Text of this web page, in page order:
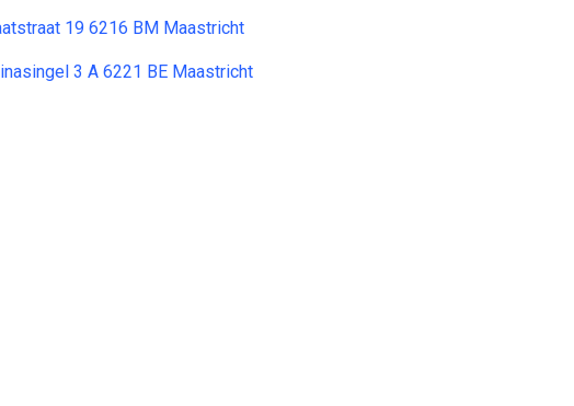
19 6216 BM Maastricht
3 A 6221 BE Maastricht